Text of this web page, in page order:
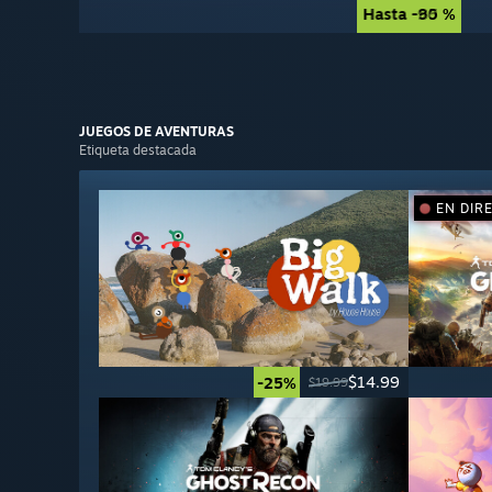
Hasta -90 %
Hasta -85 %
JUEGOS DE AVENTURAS
Etiqueta destacada
-25% $19.99$14.99
EN